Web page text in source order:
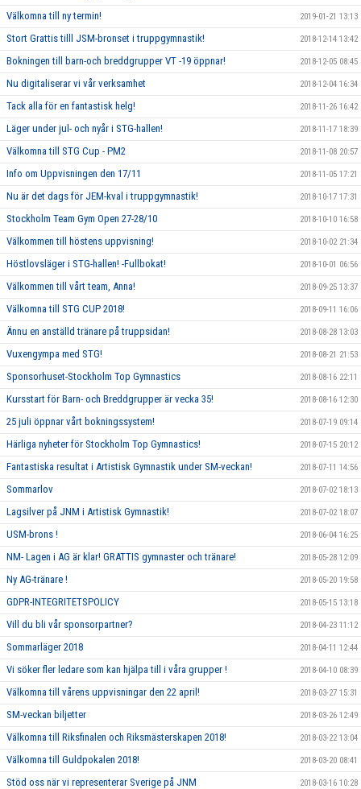
Välkomna till ny termin! 2019-01-21 13:13
Stort Grattis tilll JSM-bronset i truppgymnastik! 2018-12-14 13:42
Bokningen till barn-och breddgrupper VT -19 öppnar! 2018-12-05 08:45
Nu digitaliserar vi vår verksamhet 2018-12-04 16:34
Tack alla för en fantastisk helg! 2018-11-26 16:42
Läger under jul- och nyår i STG-hallen! 2018-11-17 18:39
Välkomna till STG Cup - PM2 2018-11-08 20:57
Info om Uppvisningen den 17/11 2018-11-05 17:21
Nu är det dags för JEM-kval i truppgymnastik! 2018-10-17 17:31
Stockholm Team Gym Open 27-28/10 2018-10-10 16:58
Välkommen till höstens uppvisning! 2018-10-02 21:34
Höstlovsläger i STG-hallen! -Fullbokat! 2018-10-01 06:56
Välkommen till vårt team, Anna! 2018-09-25 13:37
Välkomna till STG CUP 2018! 2018-09-11 16:06
Ännu en anställd tränare på truppsidan! 2018-08-28 13:03
Vuxengympa med STG! 2018-08-21 21:53
Sponsorhuset-Stockholm Top Gymnastics 2018-08-16 22:11
Kursstart för Barn- och Breddgrupper är vecka 35! 2018-08-16 12:30
25 juli öppnar vårt bokningssystem! 2018-07-19 09:14
Härliga nyheter för Stockholm Top Gymnastics! 2018-07-15 20:12
Fantastiska resultat i Artistisk Gymnastik under SM-veckan! 2018-07-11 14:56
Sommarlov 2018-07-02 18:13
Lagsilver på JNM i Artistisk Gymnastik! 2018-07-02 18:07
USM-brons ! 2018-06-04 16:25
NM- Lagen i AG är klar! GRATTIS gymnaster och tränare! 2018-05-28 12:09
Ny AG-tränare ! 2018-05-20 19:58
GDPR-INTEGRITETSPOLICY 2018-05-15 13:18
Vill du bli vår sponsorpartner? 2018-04-23 11:12
Sommarläger 2018 2018-04-11 12:44
Vi söker fler ledare som kan hjälpa till i våra grupper ! 2018-04-10 08:39
Välkomna till vårens uppvisningar den 22 april! 2018-03-27 15:31
SM-veckan biljetter 2018-03-26 12:49
Välkomna till Riksfinalen och Riksmästerskapen 2018! 2018-03-22 13:04
Välkomna till Guldpokalen 2018! 2018-03-20 08:41
Stöd oss när vi representerar Sverige på JNM 2018-03-16 10:28